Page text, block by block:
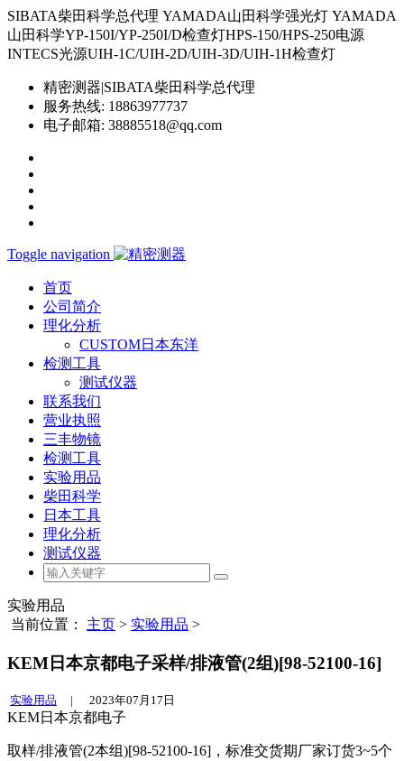
SIBATA柴田科学总代理 YAMADA山田科学强光灯 YAMADA
山田科学YP-150I/YP-250I/D检查灯HPS-150/HPS-250电源
INTECS光源UIH-1C/UIH-2D/UIH-3D/UIH-1H检查灯
精密测器|SIBATA柴田科学总代理
服务热线: 18863977737
电子邮箱: 38885518@qq.com
Toggle navigation
首页
公司简介
理化分析
CUSTOM日本东洋
检测工具
测试仪器
联系我们
营业执照
三丰物镜
检测工具
实验用品
柴田科学
日本工具
理化分析
测试仪器
实验用品
当前位置： 主页 > 实验用品 >
KEM日本京都电子采样/排液管(2组)[98-52100-16]
实验用品 | 2023年07月17日
KEM日本京都电子
取样/排液管(2本组)[98-52100-16]，标准交货期厂家订货3~5个